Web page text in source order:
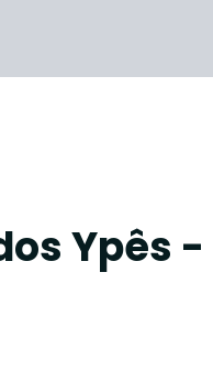
Ypês